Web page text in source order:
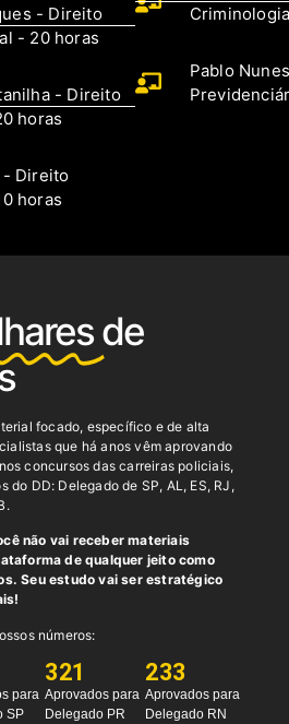
- Direito
- 20 horas
- Direito
horas
Direito
horas
Pablo
de
focado, específico e de alta
que há anos vêm aprovando
concursos das carreiras policiais,
do DD: Delegado de SP, AL, ES, RJ,
não vai receber materiais
de qualquer jeito como
Seu estudo vai ser estratégico
números:
para
SP
Aprovados para
Delegado PR
321
Aprovados para
Delegado RN
233